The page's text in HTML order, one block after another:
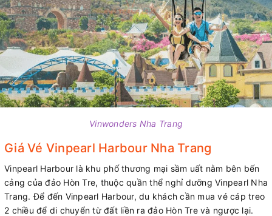
Vinwonders Nha Trang
Giá Vé Vinpearl Harbour Nha Trang
Vinpearl Harbour là khu phố thương mại sầm uất nằm bên bến
cảng của đảo Hòn Tre, thuộc quần thể nghỉ dưỡng Vinpearl Nha
Trang. Để đến Vinpearl Harbour, du khách cần mua vé cáp treo
2 chiều để di chuyển từ đất liền ra đảo Hòn Tre và ngược lại.